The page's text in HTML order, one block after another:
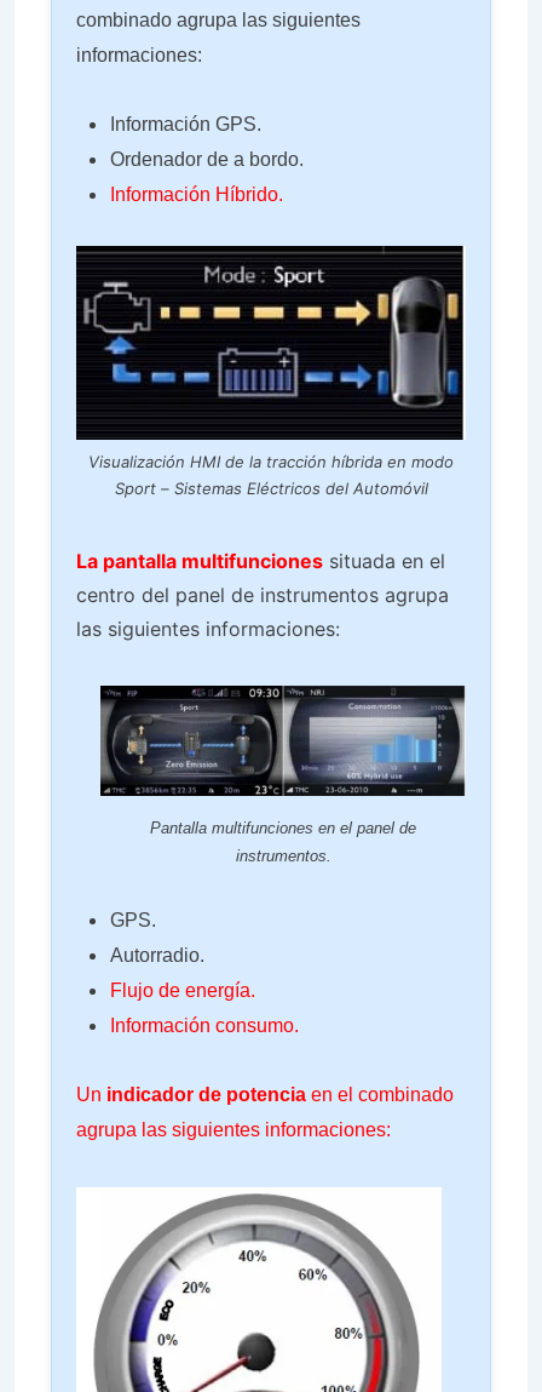
combinado agrupa las siguientes
informaciones:
Información GPS.
Ordenador de a bordo.
Información Híbrido.
Visualización HMI de la tracción híbrida en modo
Sport – Sistemas Eléctricos del Automóvil
La pantalla multifunciones situada en el
centro del panel de instrumentos agrupa
las siguientes informaciones:
Pantalla multifunciones en el panel de
instrumentos.
GPS.
Autorradio.
Flujo de energía.
Información consumo.
Un indicador de potencia en el combinado
agrupa las siguientes informaciones: